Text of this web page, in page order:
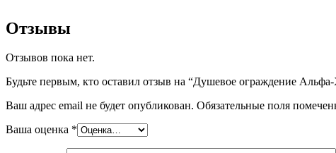
Отзывы
Отзывов пока нет.
Будьте первым, кто оставил отзыв на “Душевое ограждение
Ваш адрес email не будет опубликован. Обязательные поля
Ваша оценка *